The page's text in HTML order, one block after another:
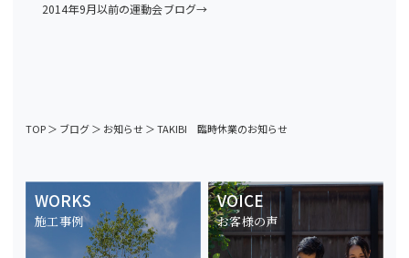
2014年9月以前の運動会ブログ→
TOP＞ ブログ＞ お知らせ ＞TAKIBI 臨時休業のお知らせ
WORKS
施工事例
VOICE
お客様の声